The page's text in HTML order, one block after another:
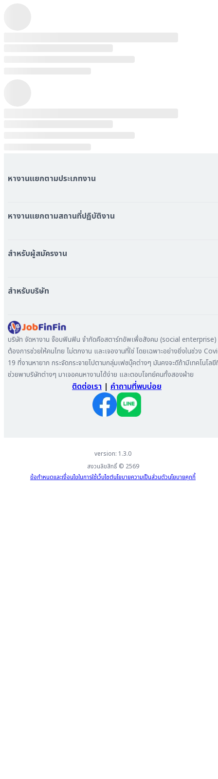
หางานแยกตามประเภทงาน
หมวดหมู่บริษัททั้งหมด
หางานแยกตามสถานที่ปฏิบัติงาน
หางาน กรุงเทพมหานคร
หางาน เชียงใหม่
หางาน สมุทรสาคร
หางาน ระยอง
หางาน สมุทรสาหางาน ภูเก็ต
หางาน พระนครศรีอยุธยา
สำหรับผู้สมัครงาน
เข้าสู่ระบบ
สำหรับบริษัท
ลงประกาศรับสมัครงาน
ค้นหาผู้สมัครงาน
ลงโฆษณา
บริษัท จัดหางาน จ๊อบฟินฟิน จำกัดคือสตาร์ทอัพเพื่อสังคม (social
ต้องการช่วยให้คนไทย ไม่ตกงาน และเจองานที่ใช่ โดยเฉพาะอย่างยิ่งในช่วง
19 ที่งานหายาก กระจัดกระจายไปตามกลุ่มเฟซบุ๊คต่างๆ มันคงจะดีถ้ามีเทคโนโล
ช่วยพาบริษัทต่างๆ มาเจอคนหางานได้ง่าย และตอบโจทย์คนทั้งสองฝ่าย
ติดต่อเรา | คำถามที่พบบ่อย
version: 1.3.0
สงวนลิขสิทธิ์ © 2569
ข้อกำหนดและเงื่อนไขในการใช้เว็บไซต์นโยบายความเป็นส่วนตัวนโยบายคุกกี้